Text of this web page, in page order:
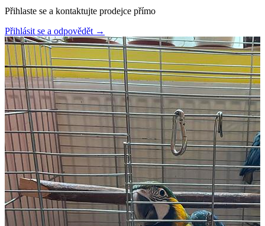
Přihlaste se a kontaktujte prodejce přímo
Přihlásit se a odpovědět →